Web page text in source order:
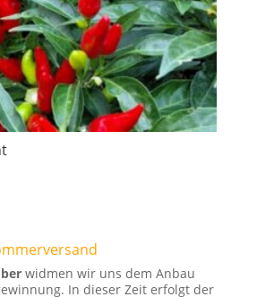
widmen wir uns dem Anbau
In dieser Zeit erfolgt der